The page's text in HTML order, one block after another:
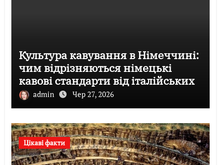
Культура кавування в Німеччині:
чим відрізняються німецькі
кавові стандарти від італійських
admin Чер 27, 2026
Цікаві факти